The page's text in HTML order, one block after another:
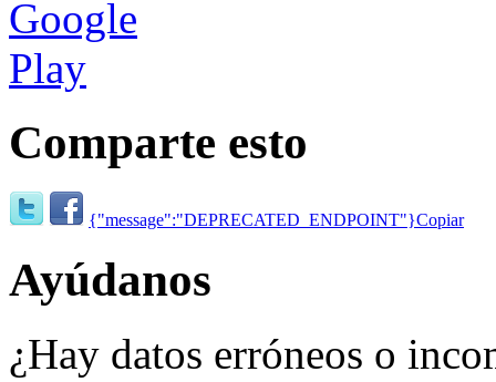
Comparte esto
{"message":"DEPRECATED_ENDPOINT"}Copiar
Ayúdanos
¿Hay datos erróneos o